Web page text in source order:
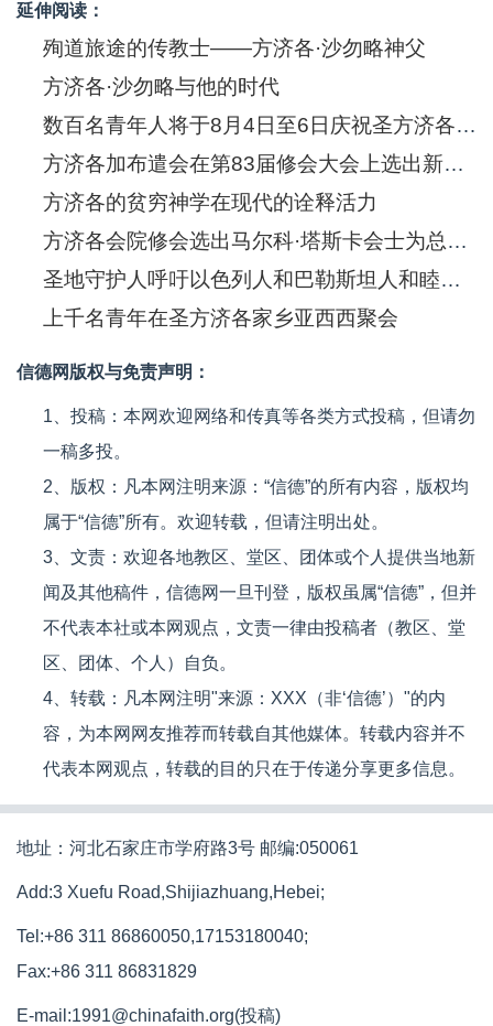
延伸阅读：
殉道旅途的传教士——方济各·沙勿略神父
方济各·沙勿略与他的时代
数百名青年人将于8月4日至6日庆祝圣方济各·沙勿略诞生五百年
方济各加布遣会在第83届修会大会上选出新的总会长
方济各的贫穷神学在现代的诠释活力
方济各会院修会选出马尔科·塔斯卡会士为总会长
圣地守护人呼吁以色列人和巴勒斯坦人和睦共处
上千名青年在圣方济各家乡亚西西聚会
信德网版权与免责声明：
1、投稿：本网欢迎网络和传真等各类方式投稿，但请勿
一稿多投。
2、版权：凡本网注明来源：“信德”的所有内容，版权均
属于“信德”所有。欢迎转载，但请注明出处。
3、文责：欢迎各地教区、堂区、团体或个人提供当地新
闻及其他稿件，信德网一旦刊登，版权虽属“信德”，但并
不代表本社或本网观点，文责一律由投稿者（教区、堂
区、团体、个人）自负。
4、转载：凡本网注明"来源：XXX（非‘信德’）"的内
容，为本网网友推荐而转载自其他媒体。转载内容并不
代表本网观点，转载的目的只在于传递分享更多信息。
地址：河北石家庄市学府路3号 邮编:050061
Add:3 Xuefu Road,Shijiazhuang,Hebei;
Tel:+86 311 86860050,17153180040;
Fax:+86 311 86831829
E-mail:1991@chinafaith.org(投稿)